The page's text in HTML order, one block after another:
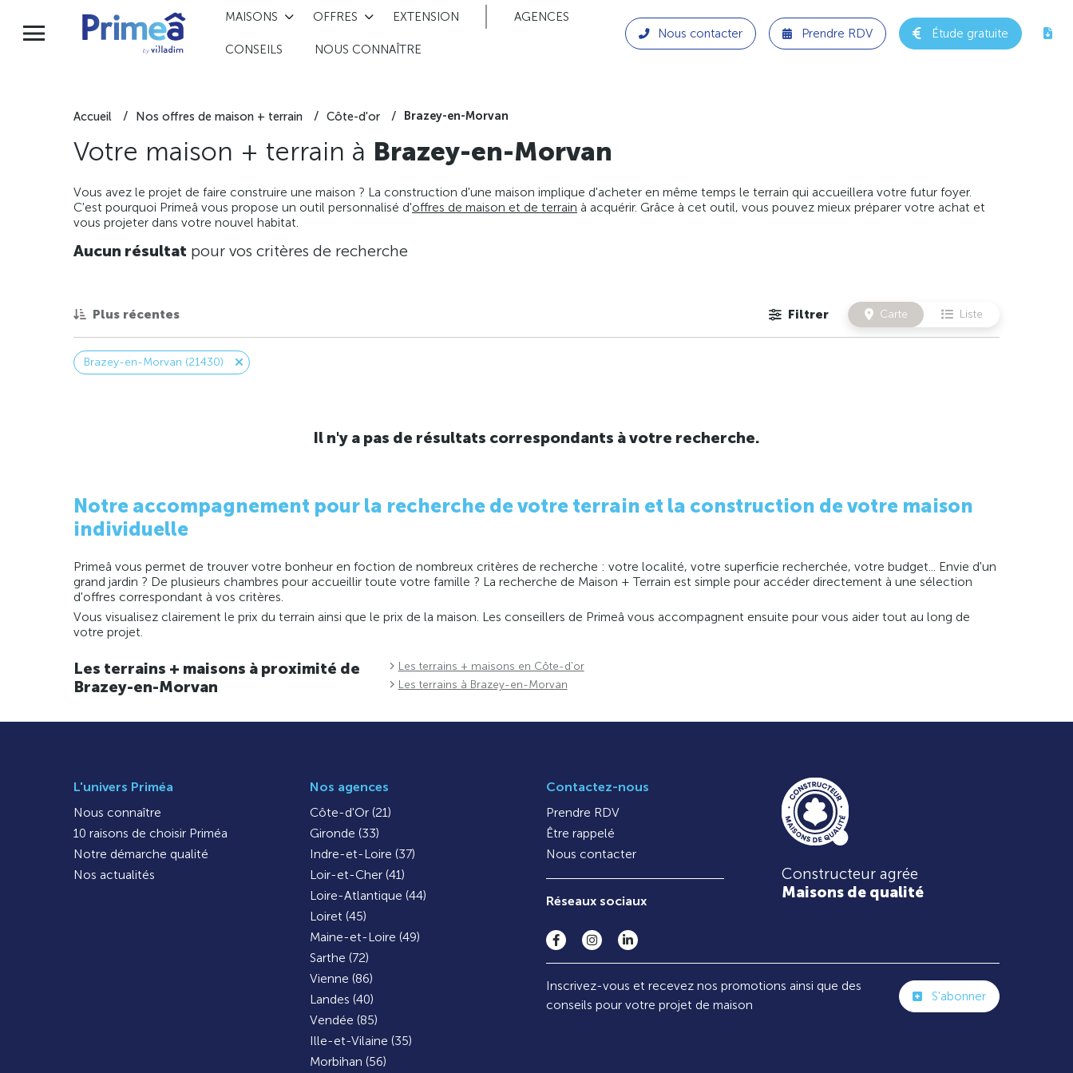
MAISONS OFFRES EXTENSION AGENCES
CONSEILS NOUS CONNAÎTRE
Nous contacter Prendre RDV Étude gratuite
Accueil Nos offres de maison + terrain Côte-d'or Brazey-en-Morvan
Votre maison + terrain à Brazey-en-Morvan
Vous avez le projet de faire construire une maison ? La construction d'une maison implique d'acheter en même temps le terrain qui accueillera votre futur foyer.
C'est pourquoi Primeâ vous propose un outil personnalisé d'offres de maison et de terrain à acquérir. Grâce à cet outil, vous pouvez mieux préparer votre achat et
vous projeter dans votre nouvel habitat.
Aucun résultat pour vos critères de recherche
Plus récentes Filtrer Carte Liste
Brazey-en-Morvan (21430)
Il n'y a pas de résultats correspondants à votre recherche.
Notre accompagnement pour la recherche de votre terrain et la construction de votre maison
individuelle
Primeâ vous permet de trouver votre bonheur en foction de nombreux critères de recherche : votre localité, votre superficie recherchée, votre budget... Envie d'un
grand jardin ? De plusieurs chambres pour accueillir toute votre famille ? La recherche de Maison + Terrain est simple pour accéder directement à une sélection
d'offres correspondant à vos critères.
Vous visualisez clairement le prix du terrain ainsi que le prix de la maison. Les conseillers de Primeâ vous accompagnent ensuite pour vous aider tout au long de
votre projet.
Les terrains + maisons à proximité de
Brazey-en-Morvan
Les terrains + maisons en Côte-d'or
Les terrains à Brazey-en-Morvan
L'univers Priméa
Nous connaître
10 raisons de choisir Priméa
Notre démarche qualité
Nos actualités
Nos agences
Côte-d'Or (21)
Gironde (33)
Indre-et-Loire (37)
Loir-et-Cher (41)
Loire-Atlantique (44)
Loiret (45)
Maine-et-Loire (49)
Sarthe (72)
Vienne (86)
Landes (40)
Vendée (85)
Ille-et-Vilaine (35)
Morbihan (56)
Contactez-nous
Prendre RDV
Être rappelé
Nous contacter
Réseaux sociaux
Constructeur agrée
Maisons de qualité
Inscrivez-vous et recevez nos promotions ainsi que des
conseils pour votre projet de maison
S'abonner